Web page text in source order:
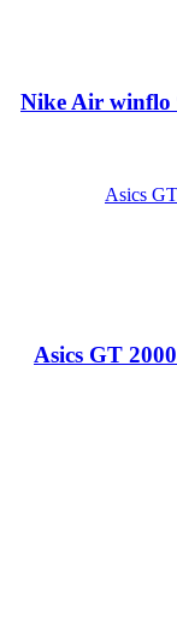
کتونی اسیکس جی تی 2000 سری 10 Asics GT 2000